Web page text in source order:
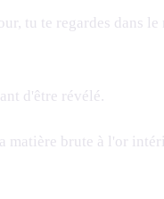
tu te regardes dans
d'être révélé.
matière brute à l'or